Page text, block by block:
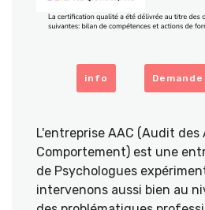
info
L'entreprise AAC (Audit
Comportement) est une
de Psychologues
intervenons aussi bien au